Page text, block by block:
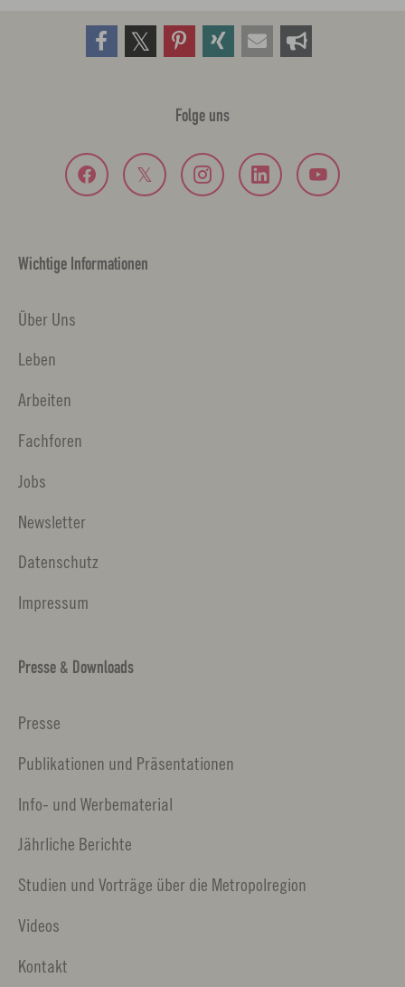
Folge uns
Wichtige Informationen
Über Uns
Leben
Arbeiten
Fachforen
Jobs
Newsletter
Datenschutz
Impressum
Presse & Downloads
Presse
Publikationen und Präsentationen
Info- und Werbematerial
Jährliche Berichte
Studien und Vorträge über die Metropolregion
Videos
Kontakt